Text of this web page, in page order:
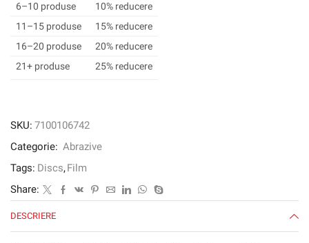
Hookit
™
Film
Disc
fără
80+
6–10 produse
10% reducere
11–15 produse
15% reducere
16–20 produse
20% reducere
21+ produse
25% reducere
SKU: 7100106742
Categorie: Abrazive
Tags: Discs,Film
Share:
DESCRIERE